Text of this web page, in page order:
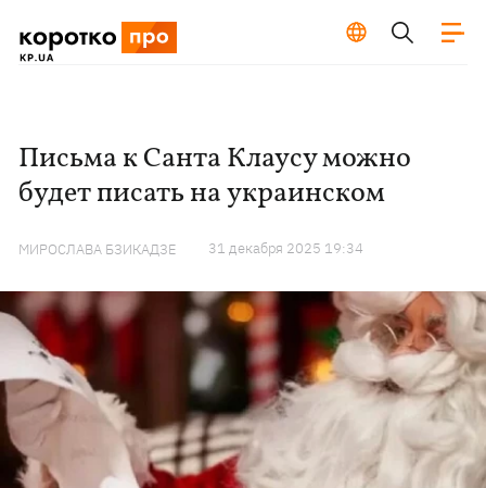
Письма к Санта Клаусу можно
будет писать на украинском
МИРОСЛАВА БЗИКАДЗЕ 31 декабря 2025 19:34